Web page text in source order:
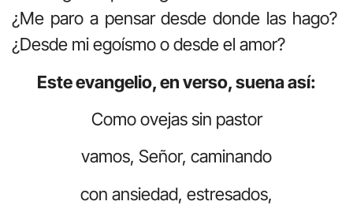
¿Me paro a pensar desde donde las hago?
¿Desde mi egoísmo o desde el amor?
Este evangelio, en verso, suena así:
Como ovejas sin pastor
vamos, Señor, caminando
con ansiedad, estresados,